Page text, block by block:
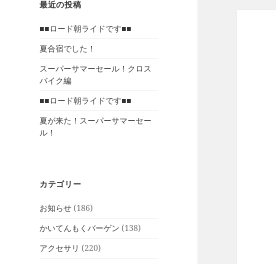
最近の投稿
■■ロード朝ライドです■■
夏合宿でした！
スーパーサマーセール！クロス
バイク編
■■ロード朝ライドです■■
夏が来た！スーパーサマーセー
ル！
カテゴリー
お知らせ (186)
かいてんもくバーゲン (138)
アクセサリ (220)